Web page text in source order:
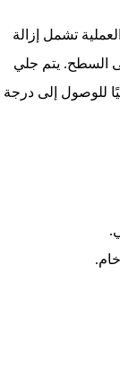
تشمل إزالة
السطح. يتم جلي
للوصول إلى درجة